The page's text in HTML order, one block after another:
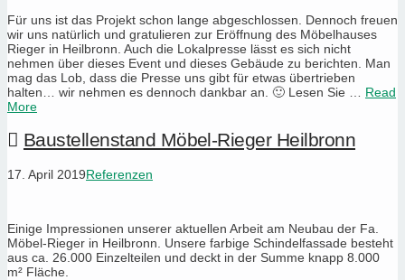
Für uns ist das Projekt schon lange abgeschlossen. Dennoch freuen
wir uns natürlich und gratulieren zur Eröffnung des Möbelhauses
Rieger in Heilbronn. Auch die Lokalpresse lässt es sich nicht
nehmen über dieses Event und dieses Gebäude zu berichten. Man
mag das Lob, dass die Presse uns gibt für etwas übertrieben
halten… wir nehmen es dennoch dankbar an. 🙂 Lesen Sie … Read
More
Baustellenstand Möbel-Rieger Heilbronn
17. April 2019Referenzen
Einige Impressionen unserer aktuellen Arbeit am Neubau der Fa.
Möbel-Rieger in Heilbronn. Unsere farbige Schindelfassade besteht
aus ca. 26.000 Einzelteilen und deckt in der Summe knapp 8.000
m² Fläche.